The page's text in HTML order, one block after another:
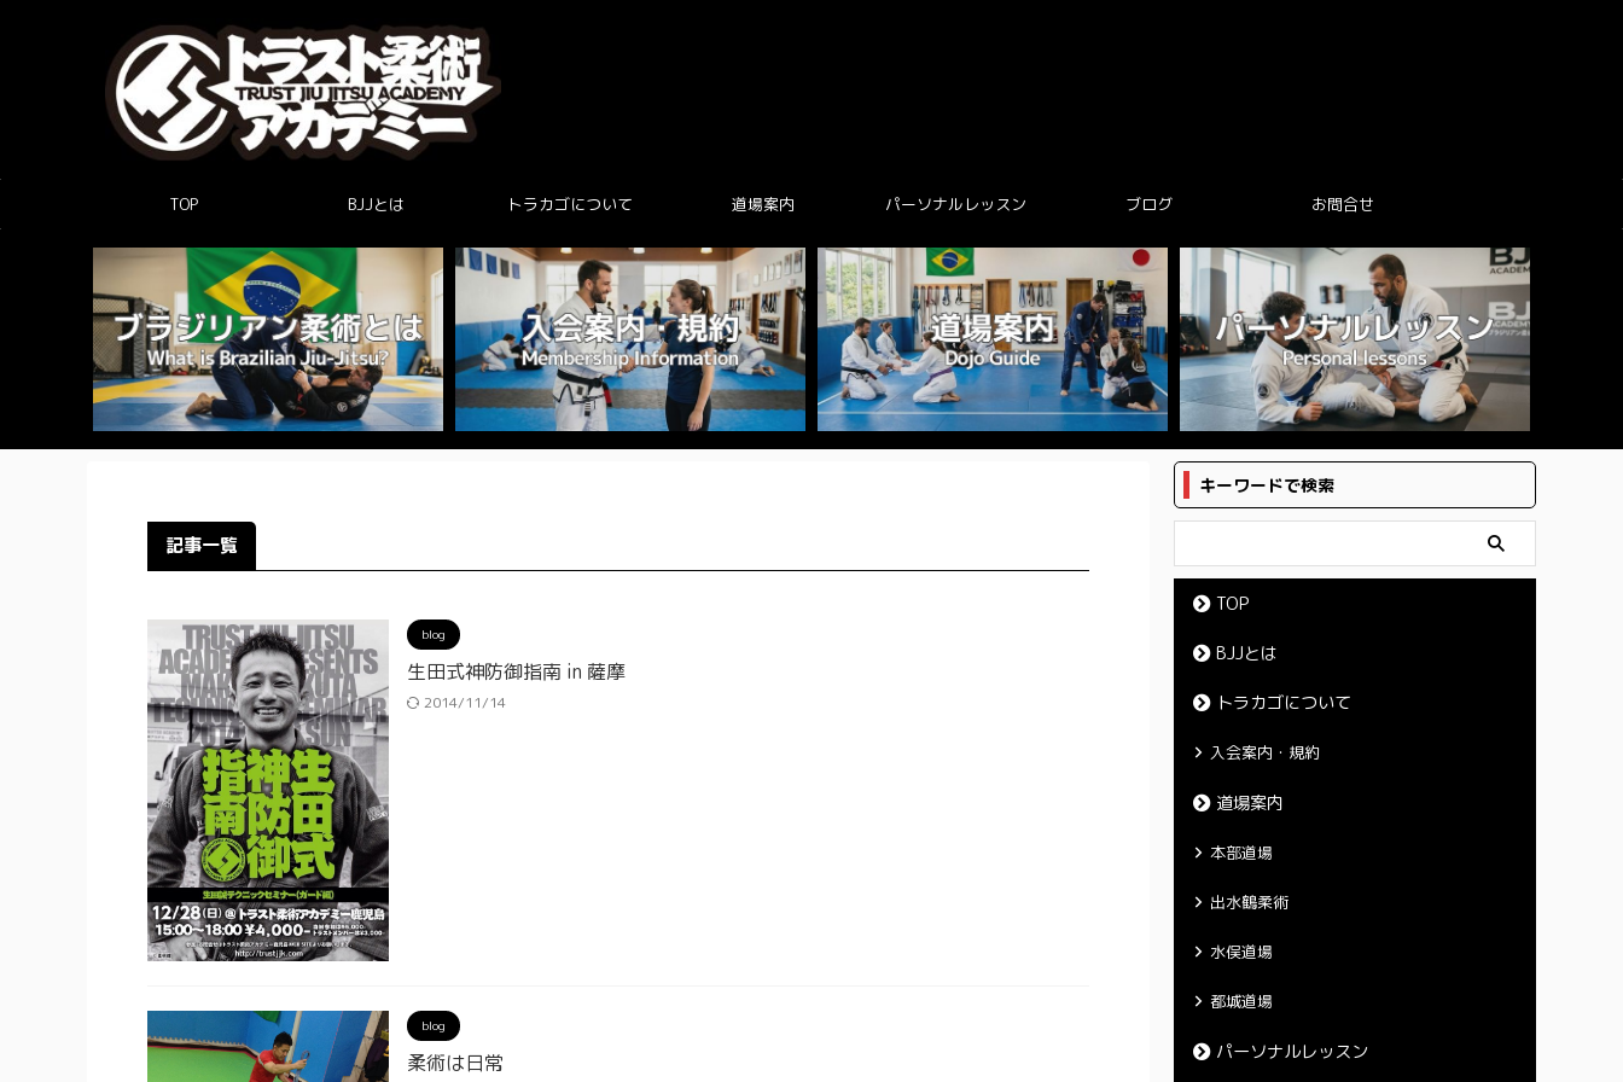
TOP BJJとは トラカゴについて 道場案内 パーソナルレッスン ブログ お問合せ
記事一覧
blog
生田式神防御指南 in 薩摩
2014/11/14
blog
柔術は日常
キーワードで検索
TOP
BJJとは
トラカゴについて
入会案内・規約
道場案内
本部道場
出水鶴柔術
水俣道場
都城道場
パーソナルレッスン